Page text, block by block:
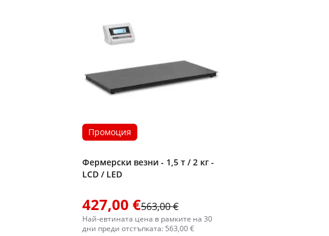
Промоция
Фермерски везни - 1,5 т / 2 кг -
LCD / LED
427,00 €563,00 €
Най-евтината цена в рамките на 30
дни преди отстъпката: 563,00 €